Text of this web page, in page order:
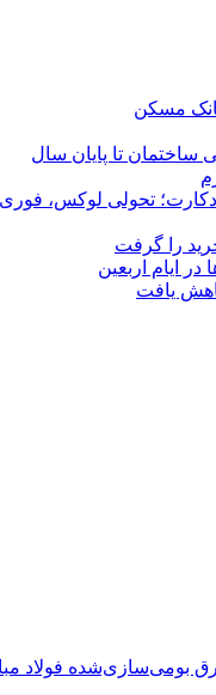
دکارت؛ تحولی لوکس،
را گرفت
ایام اربعین
یافت